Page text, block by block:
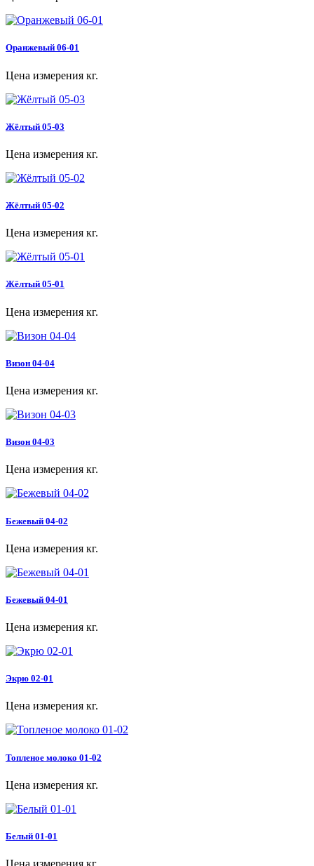
Оранжевый 06-01
Цена измерения кг.
Жёлтый 05-03
Цена измерения кг.
Жёлтый 05-02
Цена измерения кг.
Жёлтый 05-01
Цена измерения кг.
Визон 04-04
Цена измерения кг.
Визон 04-03
Цена измерения кг.
Бежевый 04-02
Цена измерения кг.
Бежевый 04-01
Цена измерения кг.
Экрю 02-01
Цена измерения кг.
Топленое молоко 01-02
Цена измерения кг.
Белый 01-01
Цена измерения кг.